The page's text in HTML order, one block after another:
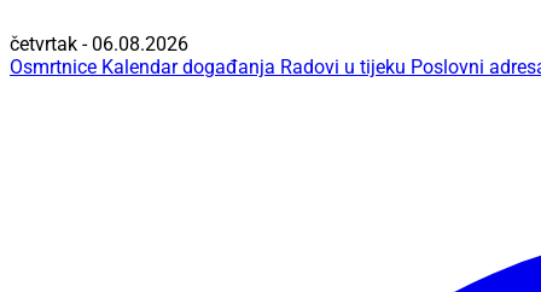
četvrtak - 06.08.2026
Osmrtnice Kalendar događanja Radovi u tijeku Poslovni